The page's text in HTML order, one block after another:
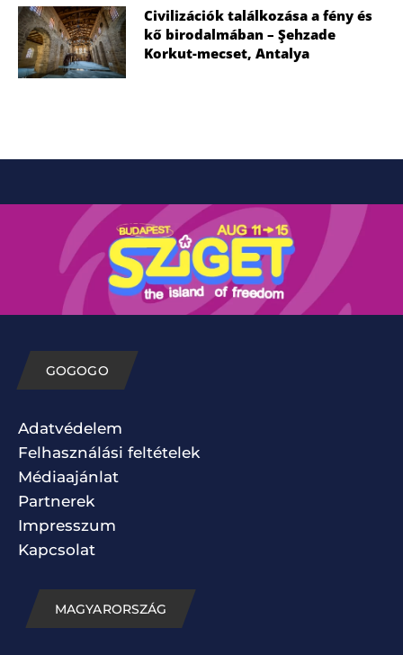
Civilizációk találkozása a fény és
kő birodalmában – Şehzade
Korkut-mecset, Antalya
GOGOGO
Adatvédelem
Felhasználási feltételek
Médiaajánlat
Partnerek
Impresszum
Kapcsolat
MAGYARORSZÁG